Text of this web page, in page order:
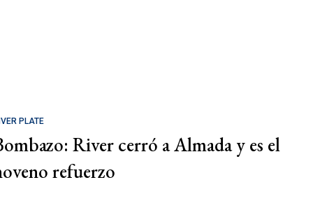
PLATE
River cerró a Almada y es el
refuerzo